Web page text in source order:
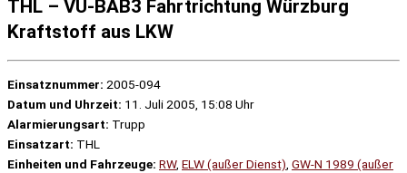
THL – VU-BAB3 Fahrtrichtung Würzburg
Kraftstoff aus LKW
Einsatznummer: 2005-094
Datum und Uhrzeit: 11. Juli 2005, 15:08 Uhr
Alarmierungsart: Trupp
Einsatzart: THL
Einheiten und Fahrzeuge: RW, ELW (außer Dienst) GW-N 1989 (außer